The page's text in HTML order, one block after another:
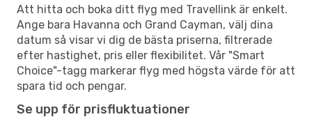
Att hitta och boka ditt flyg med Travellink är enkelt.
Ange bara Havanna och Grand Cayman, välj dina
datum så visar vi dig de bästa priserna, filtrerade
efter hastighet, pris eller flexibilitet. Vår "Smart
Choice"-tagg markerar flyg med högsta värde för att
spara tid och pengar.
Se upp för prisfluktuationer